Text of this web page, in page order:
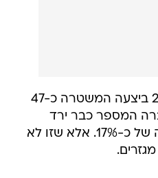
על פי הנתונים, בשנת 2015 ביצעה המשטרה כ-47
המספר כבר ירד
לכ-39 אלף. מדובר בירידה של כ-17%. אלא שזו לא